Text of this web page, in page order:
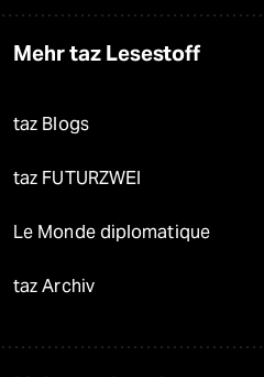
Mehr taz Lesestoff
taz Blogs
taz FUTURZWEI
Le Monde diplomatique
taz Archiv